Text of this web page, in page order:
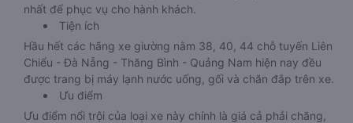
nhất để phục vụ cho hành khách.
Tiện ích
Hầu hết các hãng xe giường nằm 38, 40, 44 chỗ tuyến Liên
Chiểu - Đà Nẵng - Thăng Bình - Quảng Nam hiện nay đều
được trang bị máy lạnh nước uống, gối và chăn đắp trên xe.
Ưu điểm
Ưu điểm nổi trội của loại xe này chính là giá cả phải chăng,